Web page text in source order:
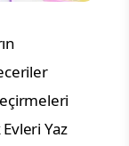
Yaz